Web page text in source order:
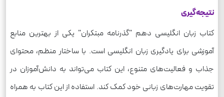
نتیجه‌گیری
کتاب زبان انگلیسی دهم "گذرنامه مبتکران" یکی از بهترین منابع
آموزشی برای یادگیری زبان انگلیسی است. با ساختار منظم، محتوای
جذاب و فعالیت‌های متنوع، این کتاب می‌تواند به دانش‌آموزان در
تقویت مهارت‌های زبانی خود کمک کند. استفاده از این کتاب به همراه